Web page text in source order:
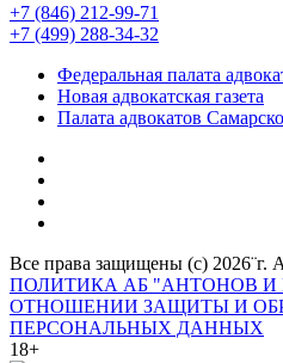
+7 (846) 212-99-71
+7 (499) 288-34-32
Федеральная палата
Новая адвокатская газета
Палата адвокатов
Все права защищены (с) 2026¨г.
ПОЛИТИКА АБ "АНТОНОВ И
ОТНОШЕНИИ ЗАЩИТЫ И
ПЕРСОНАЛЬНЫХ ДАННЫХ
18+